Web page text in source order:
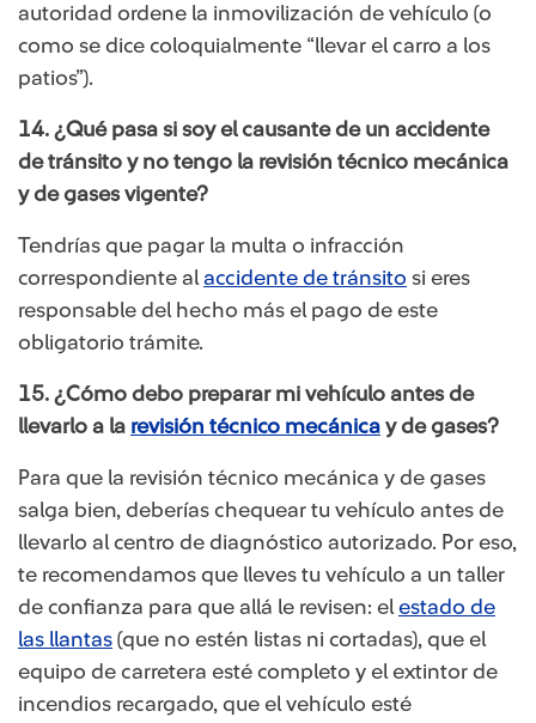
autoridad ordene la inmovilización de vehículo (o
como se dice coloquialmente “llevar el carro a los
patios”).
14. ¿Qué pasa si soy el causante de un accidente
de tránsito y no tengo la revisión técnico mecánica
y de gases vigente?
Tendrías que pagar la multa o infracción
correspondiente al accidente de tránsito si eres
responsable del hecho más el pago de este
obligatorio trámite.
15. ¿Cómo debo preparar mi vehículo antes de
llevarlo a la revisión técnico mecánica y de gases?
Para que la revisión técnico mecánica y de gases
salga bien, deberías chequear tu vehículo antes de
llevarlo al centro de diagnóstico autorizado. Por eso,
te recomendamos que lleves tu vehículo a un taller
de confianza para que allá le revisen: el estado de
las llantas (que no estén listas ni cortadas), que el
equipo de carretera esté completo y el extintor de
incendios recargado, que el vehículo esté